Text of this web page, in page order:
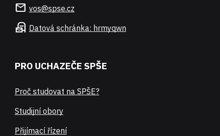
mail vos@spse.cz
local_post_office Datová schránka: hrmyqwn
PRO UCHAZEČE SPŠE
Proč studovat na SPŠE?
Studijní obory
Přijímací řízení